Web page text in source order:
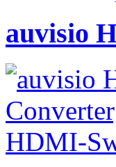
auvisio